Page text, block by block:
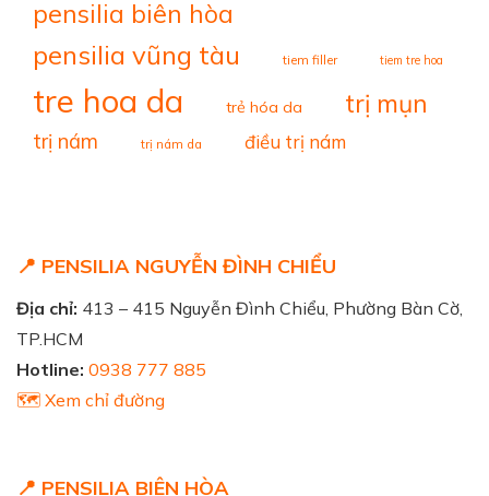
pensilia biên hòa
pensilia vũng tàu tiem filler tiem tre hoa
tre hoa da trẻ hóa da trị mụn
trị nám trị nám da điều trị nám
📍 PENSILIA NGUYỄN ĐÌNH CHIỂU
Địa chỉ: 413 – 415 Nguyễn Đình Chiểu, Phường Bàn Cờ,
TP.HCM
Hotline: 0938 777 885
🗺️ Xem chỉ đường
📍 PENSILIA BIÊN HÒA